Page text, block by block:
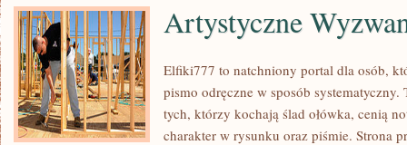
Artystyczne
Elfiki777 to natchniony portal dla osób,
pismo odręczne w sposób systematyczny.
tych, którzy kochają ślad ołówka, cenią
charakter w rysunku oraz piśmie. Strona